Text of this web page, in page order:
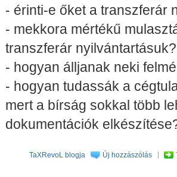
- érinti-e őket a transzferár
- mekkora mértékű
transzferár nyilvántartásuk?
- hogyan álljanak neki
- hogyan tudassák a
mert a bírság sokkal több
dokumentációk
TaXRevoL blogja Új hozzászólás